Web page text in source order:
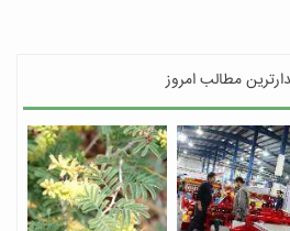
مطالب امروز